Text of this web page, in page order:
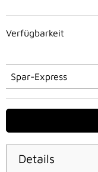
Verfügbarkeit
Spar-Express
Details